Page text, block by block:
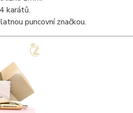
karátů.
puncovní značkou.